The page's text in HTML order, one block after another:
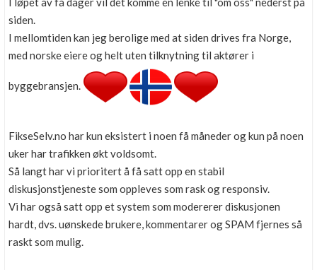
siden.
I mellomtiden kan jeg berolige med at siden drives fra Norge,
med norske eiere og helt uten tilknytning til aktører i
byggebransjen.
FikseSelv.no har kun eksistert i noen få måneder og kun på noen
uker har trafikken økt voldsomt.
Så langt har vi prioritert å få satt opp en stabil
diskusjonstjeneste som oppleves som rask og responsiv.
Vi har også satt opp et system som modererer diskusjonen
hardt, dvs. uønskede brukere, kommentarer og SPAM fjernes så
raskt som mulig.